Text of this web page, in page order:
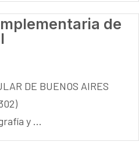
de
DE BUENOS AIRES
y ...